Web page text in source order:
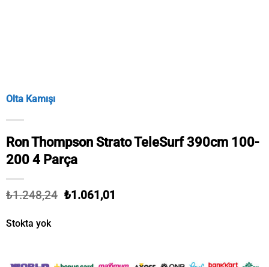
Olta Kamışı
Ron Thompson Strato TeleSurf 390cm 100-
200 4 Parça
₺1.248,24 Orijinal
₺1.061,01
Stokta yok